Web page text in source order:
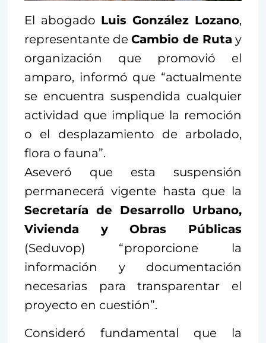
El abogado Luis González Lozano,
representante deCambio de Ruta y
organización que promovió el
amparo, informó que “actualmente
se encuentra suspendida cualquier
actividad que implique la remoción
o el desplazamiento de arbolado,
flora o fauna”.
Aseveró que esta suspensión
permanecerá vigente hasta que la
Secretaría de Desarrollo Urbano,
Vivienda y Obras Públicas
(Seduvop) “proporcione la
información y documentación
necesarias para transparentar el
proyecto en cuestión”.
Consideró fundamental que la